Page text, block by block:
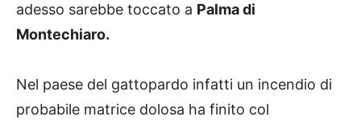
adesso sarebbe toccato a Palma di
Montechiaro.
Nel paese del gattopardo infatti un incendio di
probabile matrice dolosa ha finito col